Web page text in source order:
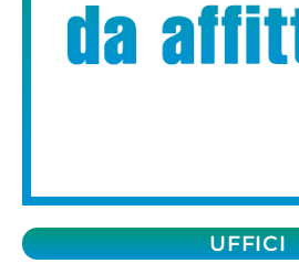
UFFICI